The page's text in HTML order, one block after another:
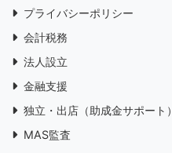
プライバシーポリシー
会計税務
法人設立
金融支援
独立・出店（助成金サポート）
MAS監査